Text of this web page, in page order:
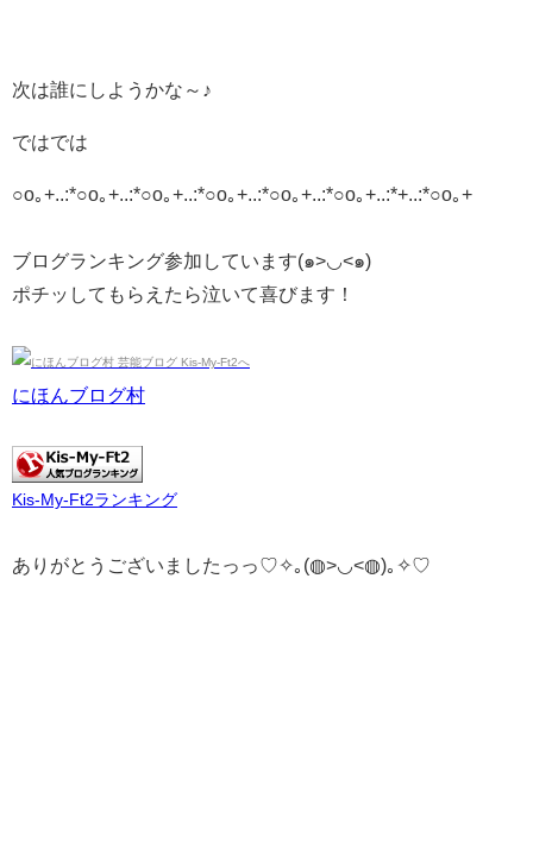
次は誰にしようかな～♪
ではでは
○o｡+..:*○o｡+..:*○o｡+..:*○o｡+..:*○o｡+..:*○o｡+..:*+..:*○o｡+
ブログランキング参加しています(๑>◡<๑)
ポチッしてもらえたら泣いて喜びます！
にほんブログ村
Kis-My-Ft2ランキング
ありがとうございましたっっ♡✧｡(◍>◡<◍)｡✧♡